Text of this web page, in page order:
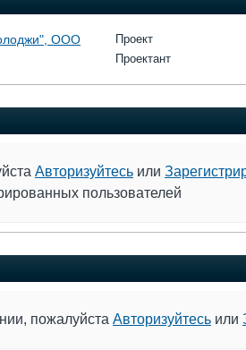
ООО Проект
Проектант
Авторизуйтесь или
пользователей
пожалуйста Авторизуйтесь или